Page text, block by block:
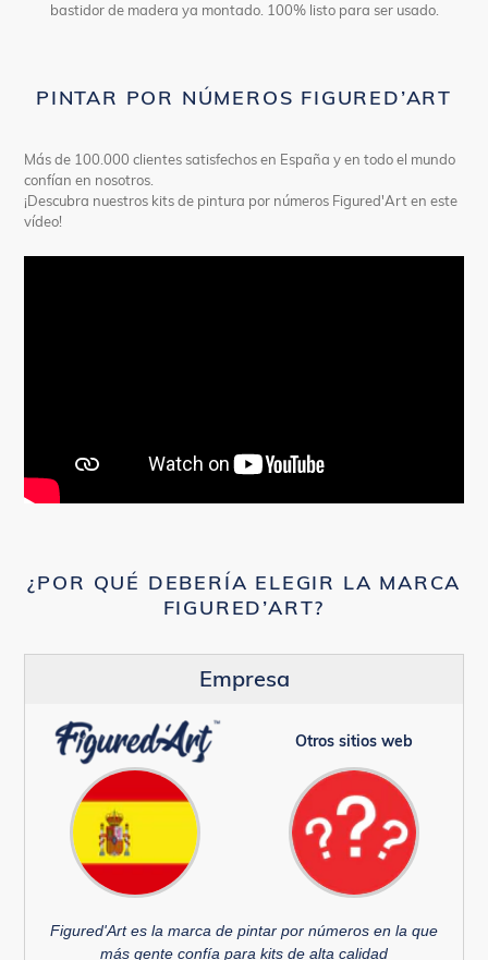
bastidor de madera ya montado. 100% listo para ser usado.
PINTAR POR NÚMEROS FIGURED’ART
Más de 100.000 clientes satisfechos en España y en todo el mundo
confían en nosotros.
¡Descubra nuestros kits de pintura por números Figured'Art en este
vídeo!
¿POR QUÉ DEBERÍA ELEGIR LA MARCA
FIGURED’ART?
Empresa
Otros sitios web
Figured'Art es la marca de pintar por números en la que
más gente confía para kits de alta calidad